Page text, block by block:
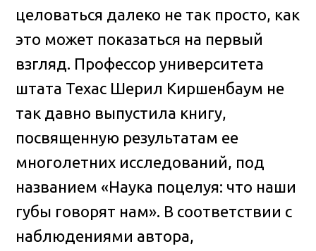
целоваться далеко не так просто, как
это может показаться на первый
взгляд. Профессор университета
штата Техас Шерил Киршенбаум не
так давно выпустила книгу,
посвященную результатам ее
многолетних исследований, под
названием «Наука поцелуя: что наши
губы говорят нам». В соответствии с
наблюдениями автора,